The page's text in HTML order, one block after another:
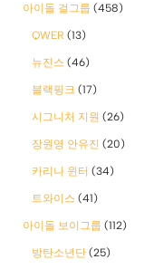
아이돌 걸그룹 (458)
QWER (13)
뉴진스 (46)
블랙핑크 (17)
시그니처 지원 (26)
장원영 안유진 (20)
카리나 윈터 (34)
트와이스 (41)
아이돌 보이그룹 (112)
방탄소년단 (25)